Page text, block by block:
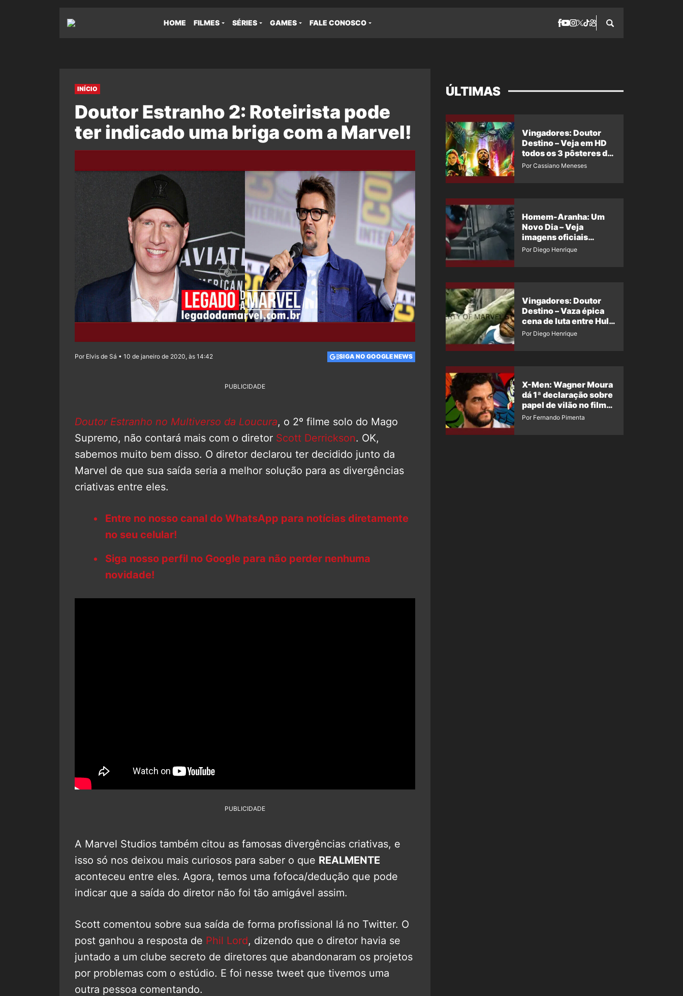
HOME FILMES SÉRIES GAMES FALE CONOSCO
INÍCIO
Doutor Estranho 2: Roteirista pode
ter indicado uma briga com a Marvel!
Por Elvis de Sá • 10 de janeiro de 2020, às 14:42 SIGA NO GOOGLE NEWS
PUBLICIDADE
Doutor Estranho no Multiverso da Loucura, o 2º filme solo do Mago
Supremo, não contará mais com o diretor Scott Derrickson. OK,
sabemos muito bem disso. O diretor declarou ter decidido junto da
Marvel de que sua saída seria a melhor solução para as divergências
criativas entre eles.
Entre no nosso canal do WhatsApp para notícias diretamente
no seu celular!
Siga nosso perfil no Google para não perder nenhuma
novidade!
PUBLICIDADE
A Marvel Studios também citou as famosas divergências criativas, e
isso só nos deixou mais curiosos para saber o que REALMENTE
aconteceu entre eles. Agora, temos uma fofoca/dedução que pode
indicar que a saída do diretor não foi tão amigável assim.
Scott comentou sobre sua saída de forma profissional lá no Twitter. O
post ganhou a resposta de Phil Lord, dizendo que o diretor havia se
juntado a um clube secreto de diretores que abandonaram os projetos
por problemas com o estúdio. E foi nesse tweet que tivemos uma
outra pessoa comentando.
ÚLTIMAS
Vingadores: Doutor
Destino – Veja em HD
todos os 3 pôsteres de
‘Doomsday’ + 1 imagem
Por Cassiano Meneses
Homem-Aranha: Um
Novo Dia – Veja
imagens oficiais
descartadas do Hulk
Por Diego Henrique
Vingadores: Doutor
Destino – Vaza épica
cena de luta entre Hulk
e o Coisa
Por Diego Henrique
X-Men: Wagner Moura
dá 1ª declaração sobre
papel de vilão no filme
da Marvel
Por Fernando Pimenta